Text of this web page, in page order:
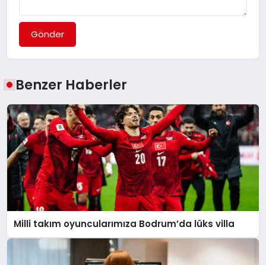
Gönder
Benzer Haberler
Milli takım oyuncularımıza Bodrum’da lüks villa